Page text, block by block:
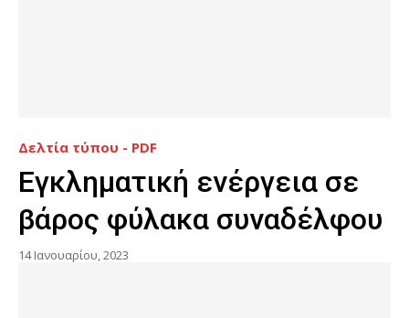
Δελτία τύπου - PDF
Εγκληματική ενέργεια σε
βάρος φύλακα συναδέλφου
14 Ιανουαρίου, 2023